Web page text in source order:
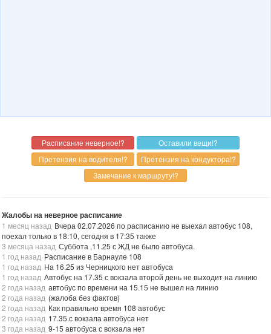
Жалобы на неверное расписание
1 месяц назад Вчера 02.07.2026 по расписанию не выехал автобус 108,
поехал только в 18:10, сегодня в 17:35 также
3 месяца назад Суббота ,11.25 с ЖД не было автобуса.
1 год назад Расписание в Барнауле 108
1 год назад На 16.25 из Черницкого нет автобуса
1 год назад Автобус на 17.35 с вокзала второй день не выходит на линию
2 года назад автобус по времени на 15.15 не вышел на линию
2 года назад (жалоба без фактов)
2 года назад Как правильно время 108 автобус
2 года назад 17.35.с вокзала автобуса нет
3 года назад 9-15 автобуса с вокзала нет